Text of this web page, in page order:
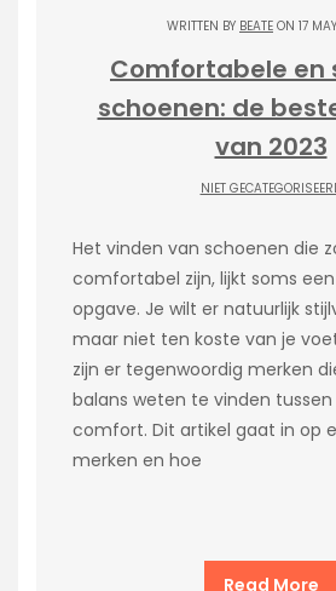
WRITTEN BY BEATE ON 17
Comfortabele en
schoenen: de
van 2023
NIET
Het vinden van schoenen die
comfortabel zijn, lijkt soms
opgave. Je wilt er natuurlijk
maar niet ten koste van je
zijn er tegenwoordig merken
balans weten te vinden
comfort. Dit artikel gaat in op
merken en hoe
Read More